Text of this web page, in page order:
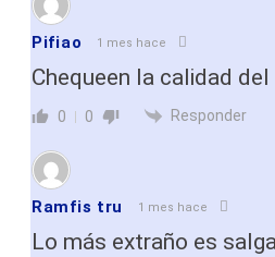
Pifiao 1 mes hace
Chequeen la calidad
0 0 Responder
Ramfis tru 1 mes hace
Lo más extraño es